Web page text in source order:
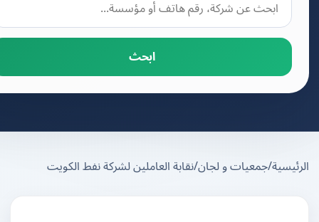
ابحث
/جمعيات و لجان/نقابة العاملين لشركة نفط الكويت